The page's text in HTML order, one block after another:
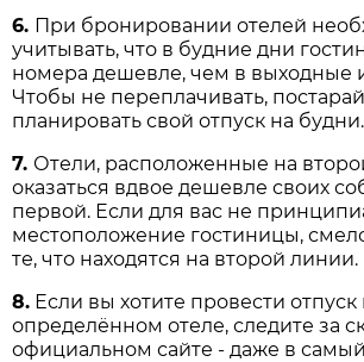
6. При бронировании отелей
учитывать, что в будние дни
номера дешевле, чем в выходные
Чтобы не переплачивать,
планировать свой отпуск на будни.
7. Отели, расположенные на
оказаться вдвое дешевле своих
первой. Если для вас не
местоположение гостиницы,
те, что находятся на второй линии.
8. Если вы хотите провести отпуск
определённом отеле, следите за
официальном сайте - даже в